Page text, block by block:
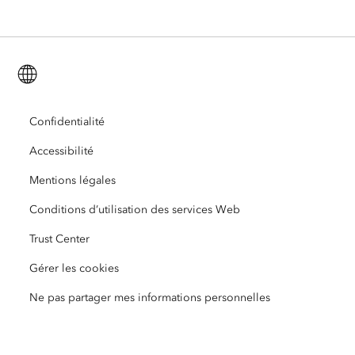
Esri Store
Réseau des jeunes professionnels Esri
Formation
ArcUser
ArcNews
Esri Press
Dictionnaire SIG
Carrières
Ouverture
Code de conduite professionnelle
Plan du site
ArcGIS for Student Use
Protection de l’environnement
Enseignement
Égalité raciale
Confidentialité
Accessibilité
Mentions légales
Conditions d’utilisation des services Web
Trust Center
Gérer les cookies
Ne pas partager mes informations personnelles